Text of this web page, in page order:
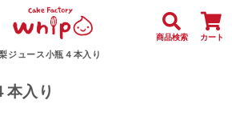
商品検索 カート
ジュース小瓶４本入り
入り